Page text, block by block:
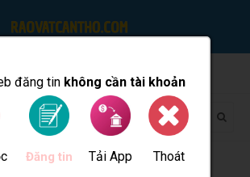
đăng tin không cần tài khoản
Đăng tin Tải App Thoát